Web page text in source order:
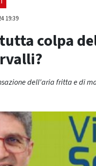
19:39
colpa
dell'aria fritta e di